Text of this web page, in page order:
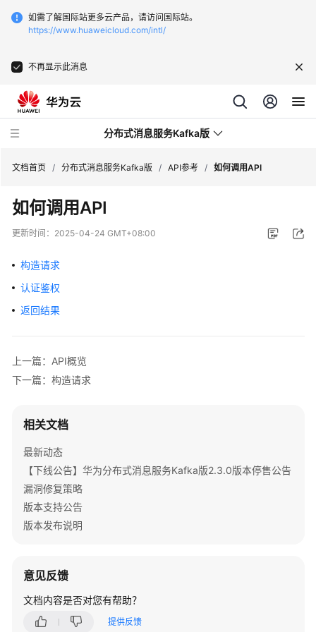
如需了解国际站更多云产品，请访问国际站。
https://www.huaweicloud.com/intl/
不再显示此消息
分布式消息服务Kafka版
最
新
态
服
务
产
品
绍
计
费
明
快
门
用
文档首页 / 分布式消息服务Kafka版 / API参考 / 如何调用API
如何调用API
更新时间： 2025-04-24 GMT+08:00
构造请求
认证鉴权
返回结果
上一篇：API概览
下一篇：构造请求
相关文档
最新动态
【下线公告】华为分布式消息服务Kafka版2.3.0版本停售公告
漏洞修复策略
版本支持公告
版本发布说明
意见反馈
文档内容是否对您有帮助？
提供反馈